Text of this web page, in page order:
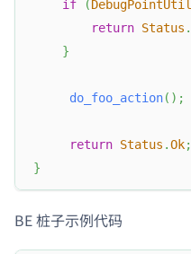
if
(DebugPointUtil
return Status .
}
do_foo_action( ) ;
return Status .Ok;
}
BE 桩子示例代码